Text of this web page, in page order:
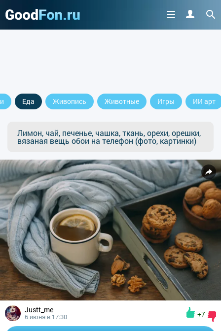
Еда Живопись Животные Игры ИИ арт
Лимон, чай, печенье, чашка, ткань, орехи, орешки,
вязаная вещь обои на телефон (фото, картинки)
Justt_me
6 июня в 17:30 +7